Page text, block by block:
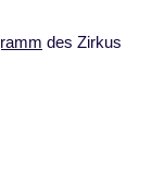
des Zirkus